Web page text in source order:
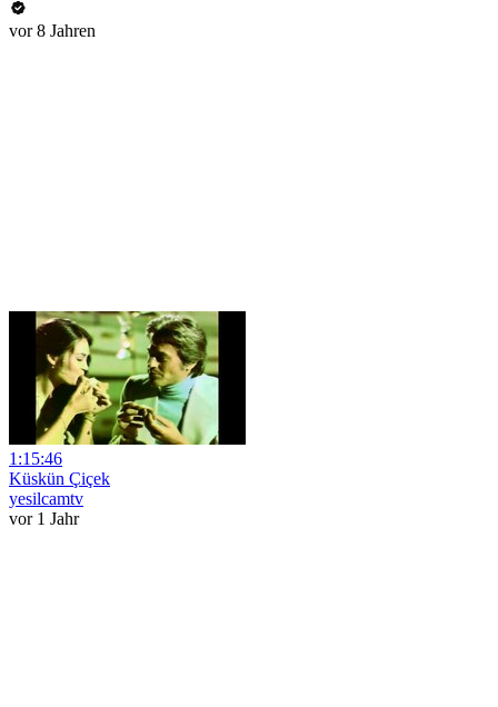
vor 8 Jahren
1:15:46
Küskün Çiçek
yesilcamtv
vor 1 Jahr